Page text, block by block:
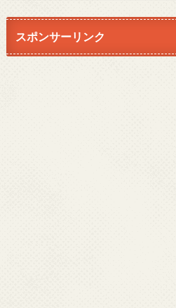
スポンサーリンク